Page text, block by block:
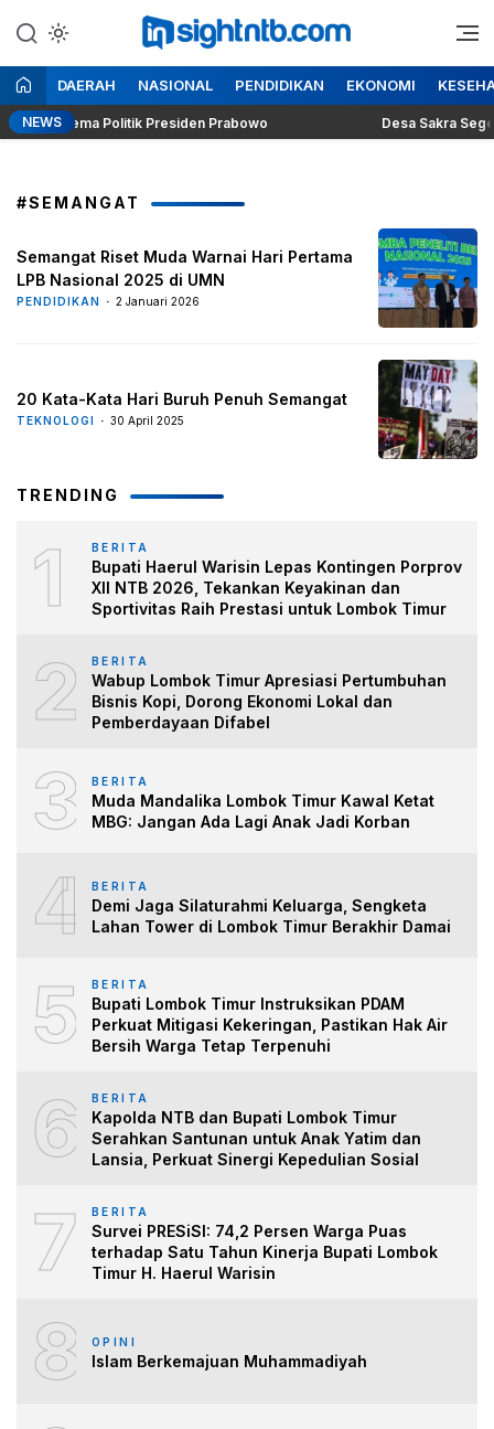
ke
konten
Insight NTB
Berita Seputar NTB
DAERAH NASIONAL PENDIDIKAN EKONOMI
NEWS
Dilema Politik Presiden Prabowo Desa Sakra Segera
#SEMANGAT
Semangat Riset Muda Warnai Hari Pertama
LPB Nasional 2025 di UMN
PENDIDIKAN 2 Januari 2026
20 Kata-Kata Hari Buruh Penuh Semangat
TEKNOLOGI 30 April 2025
TRENDING
1 BERITA
Bupati Haerul Warisin Lepas Kontingen Porprov
XII NTB 2026, Tekankan Keyakinan dan
Sportivitas Raih Prestasi untuk Lombok Timur
2 BERITA
Wabup Lombok Timur Apresiasi Pertumbuhan
Bisnis Kopi, Dorong Ekonomi Lokal dan
Pemberdayaan Difabel
3 BERITA
Muda Mandalika Lombok Timur Kawal Ketat
MBG: Jangan Ada Lagi Anak Jadi Korban
4 BERITA
Demi Jaga Silaturahmi Keluarga, Sengketa
Lahan Tower di Lombok Timur Berakhir Damai
5 BERITA
Bupati Lombok Timur Instruksikan PDAM
Perkuat Mitigasi Kekeringan, Pastikan Hak Air
Bersih Warga Tetap Terpenuhi
6 BERITA
Kapolda NTB dan Bupati Lombok Timur
Serahkan Santunan untuk Anak Yatim dan
Lansia, Perkuat Sinergi Kepedulian Sosial
7 BERITA
Survei PRESiSI: 74,2 Persen Warga Puas
terhadap Satu Tahun Kinerja Bupati Lombok
Timur H. Haerul Warisin
8 OPINI
Islam Berkemajuan Muhammadiyah